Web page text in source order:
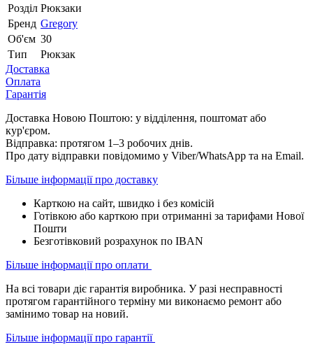
Розділ Рюкзаки
Бренд Gregory
Об'єм 30
Тип
Рюкзак
Доставка
Оплата
Гарантія
Доставка Новою Поштою: у відділення, поштомат або
кур'єром.
Відправка: протягом 1–3 робочих днів.
Про дату відправки повідомимо у Viber/WhatsApp та на Email.
Більше інформації про доставку
Карткою на сайт, швидко і без комісій
Готівкою або карткою при отриманні за тарифами Нової
Пошти
Безготівковий розрахунок по IBAN
Більше інформації про оплати
На всі товари діє гарантія виробника. У разі несправності
протягом гарантійного терміну ми виконаємо ремонт або
замінимо товар на новий.
Більше інформації про гарантії